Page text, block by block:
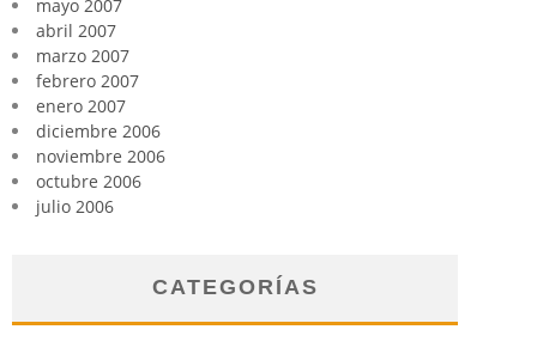
mayo 2007
abril 2007
marzo 2007
febrero 2007
enero 2007
diciembre 2006
noviembre 2006
octubre 2006
julio 2006
CATEGORÍAS